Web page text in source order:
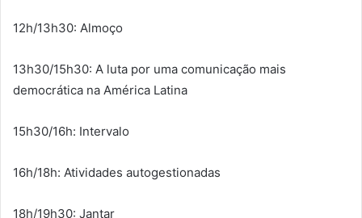
12h/13h30: Almoço
13h30/15h30: A luta por uma comunicação mais
democrática na América Latina
15h30/16h: Intervalo
16h/18h: Atividades autogestionadas
18h/19h30: Jantar